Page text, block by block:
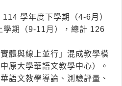
114 學年度下學期（4-6月）
學期（9-11月），總計 126
實體與線上並行」混成教學模
原大學華語文教學中心）。
華語文教學導論、測驗評量、